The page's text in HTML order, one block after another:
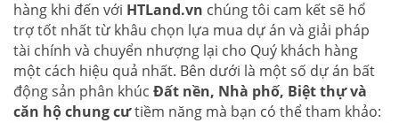
hàng khi đến với HTLand.vn chúng tôi cam kết sẽ hổ
trợ tốt nhất từ khâu chọn lựa mua dự án và giải pháp
tài chính và chuyển nhượng lại cho Quý khách hàng
một cách hiệu quả nhất. Bên dưới là một số dự án bất
động sản phân khúc Đất nền, Nhà phố, Biệt thự và
căn hộ chung cưtiềm năng mà bạn có thể tham khảo: